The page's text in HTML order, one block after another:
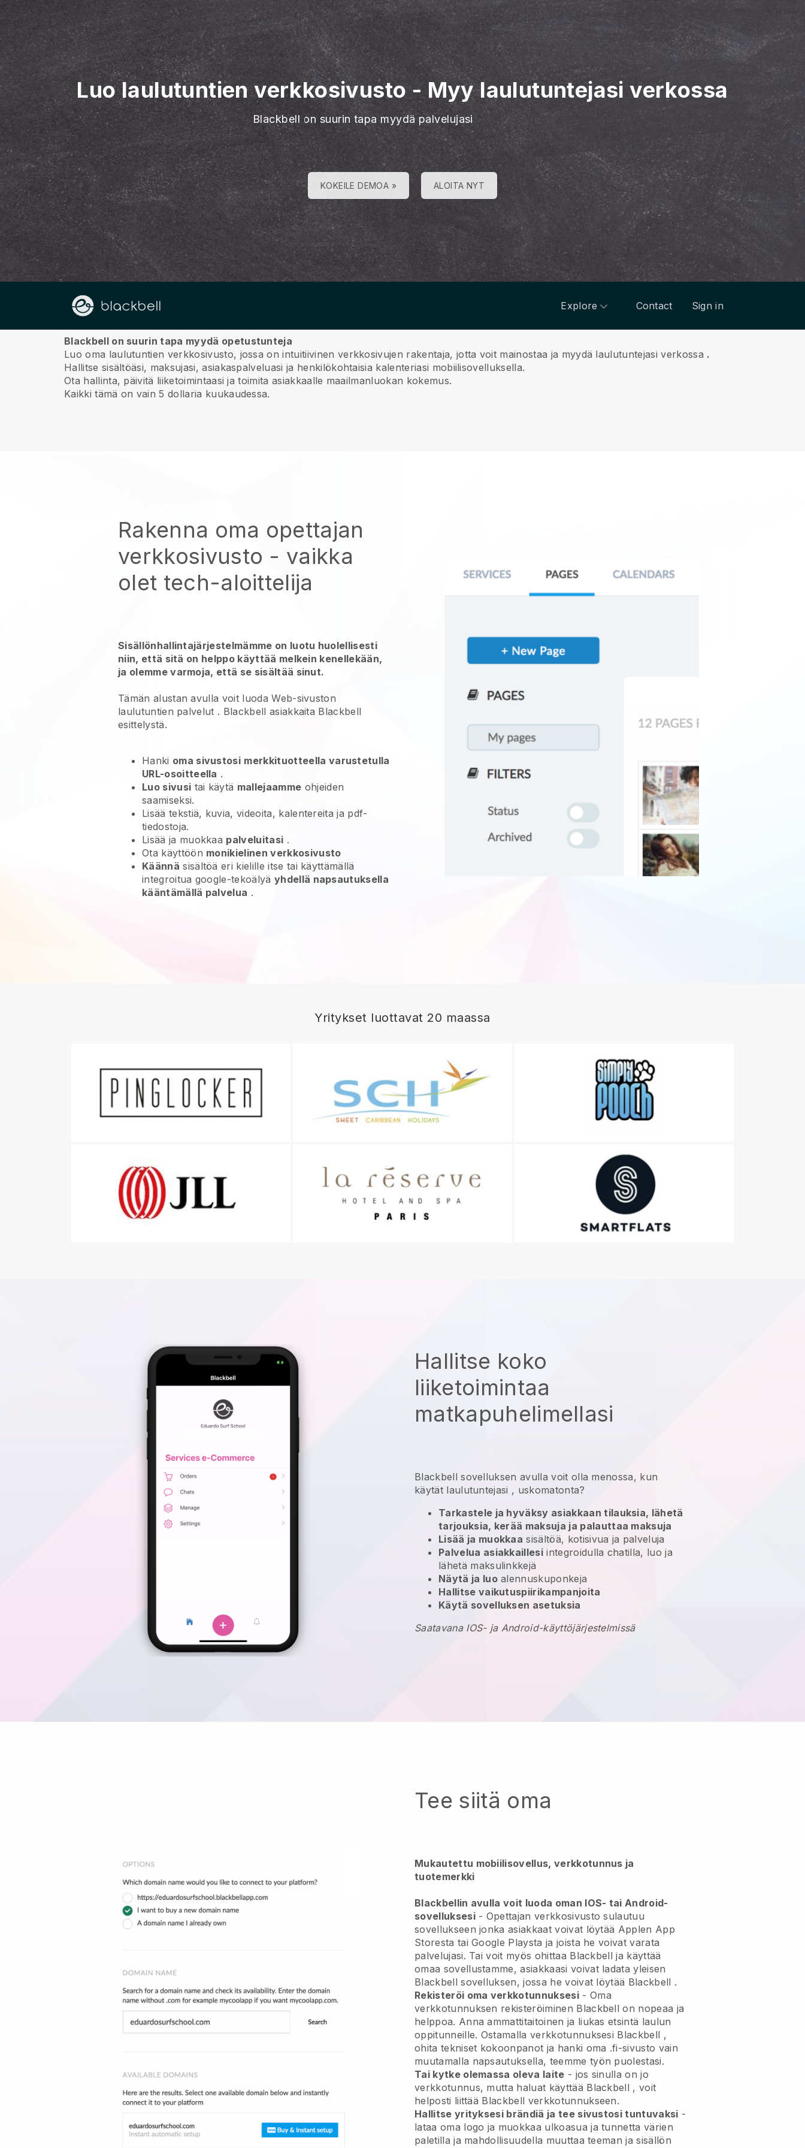
Luo laulutuntien verkkosivusto- Myy laulutuntejasi verkossa
Blackbell on suurin tapa myydä palvelujasi
KOKEILE DEMOA » ALOITA NYT
Explore Contact Sign in
Meistä
Blackbell on suurin tapa myydä opetustunteja
Luo oma laulutuntien verkkosivusto, jossa on intuitiivinen verkkosivujen rakentaja, jotta voit mainostaa ja myydä laulutuntejasi verkossa .
Hallitse sisältöäsi, maksujasi, asiakaspalveluasi ja henkilökohtaisia kalenteriasi mobiilisovelluksella.
Ota hallinta, päivitä liiketoimintaasi ja toimita asiakkaalle maailmanluokan kokemus.
Kaikki tämä on vain 5 dollaria kuukaudessa.
Rakenna oma opettajan
verkkosivusto - vaikka
olet tech-aloittelija
Sisällönhallintajärjestelmämme on luotu huolellisesti
niin, että sitä on helppo käyttää melkein kenellekään,
ja olemme varmoja, että se sisältää sinut.
Tämän alustan avulla voit luoda Web-sivuston
laulutuntien palvelut . Blackbell asiakkaita Blackbell
esittelystä.
Hanki oma sivustosi merkkituotteella varustetulla
URL-osoitteella .
Luo sivusi tai käytä mallejaamme ohjeiden
saamiseksi.
Lisää tekstiä, kuvia, videoita, kalentereita ja pdf-
tiedostoja.
Lisää ja muokkaa palveluitasi .
Ota käyttöön monikielinen verkkosivusto
Käännä sisältöä eri kielille itse tai käyttämällä
integroitua google-tekoälyä yhdellä napsautuksella
kääntämällä palvelua .
Yritykset luottavat 20 maassa
Hallitse koko
liiketoimintaa
matkapuhelimellasi
Blackbell sovelluksen avullavoit olla menossa, kun
käytät laulutuntejasi , uskomatonta?
Tarkastele ja hyväksy asiakkaan tilauksia, lähetä
tarjouksia, kerää maksuja ja palauttaa maksuja
Lisää ja muokkaa sisältöä, kotisivua ja palveluja
Palvelua asiakkaillesi integroidulla chatilla, luo ja
lähetä maksulinkkejä
Näytä ja luoalennuskuponkeja
Hallitse vaikutuspiirikampanjoita
Käytä sovelluksen asetuksia
Saatavana IOS- ja Android-käyttöjärjestelmissä
Tee siitä oma
Mukautettu mobiilisovellus, verkkotunnus ja
tuotemerkki
Blackbellin avulla voit luoda oman IOS- tai Android-
sovelluksesi- Opettajan verkkosivusto sulautuu
sovellukseen jonka asiakkaat voivat löytää Applen App
Storesta tai Google Playsta ja joista he voivat varata
palvelujasi. Tai voit myös ohittaa Blackbell ja käyttää
omaa sovellustamme, asiakkaasi voivat ladata yleisen
Blackbell sovelluksen, jossa he voivat löytää Blackbell .
Rekisteröi oma verkkotunnuksesi- Oma
verkkotunnuksen rekisteröiminen Blackbell on nopeaa ja
helppoa. Anna ammattitaitoinen ja liukas etsintä laulun
oppitunneille. Ostamalla verkkotunnuksesi Blackbell ,
ohita tekniset kokoonpanot ja hanki oma .fi-sivusto vain
muutamalla napsautuksella, teemme työn puolestasi.
Tai kytke olemassa oleva laite - jos sinulla on jo
verkkotunnus, mutta haluat käyttää Blackbell , voit
helposti liittää Blackbell verkkotunnukseen.
Hallitse yrityksesi brändiä ja tee sivustosi tuntuvaksi -
lataa oma logo ja muokkaa ulkoasua ja tunnetta värien
paletilla ja mahdollisuudella muuttaa teeman ja sisällön